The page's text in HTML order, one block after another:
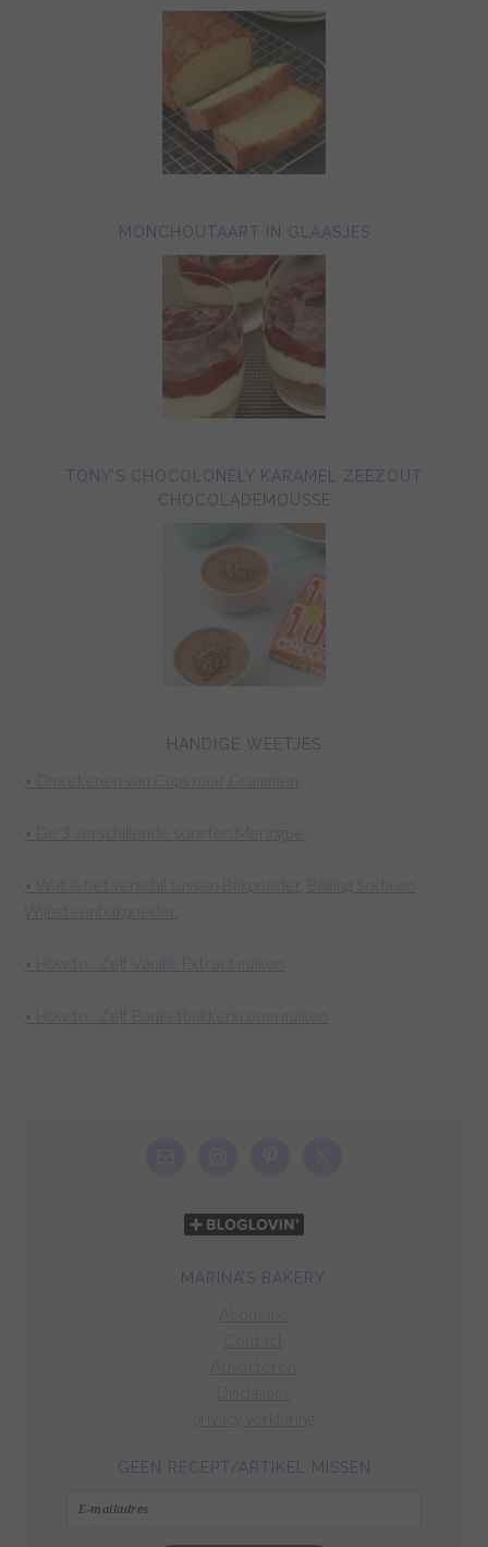
MONCHOUTAART IN GLAASJES
TONY’S CHOCOLONELY KARAMEL ZEEZOUT
CHOCOLADEMOUSSE
HANDIGE WEETJES
• Omrekenen van Cups naar Grammen
• De 3 verschillende soorten Meringue
• Wat is het verschil tussen Bakpoeder, Baking Soda en
• How to : Zelf Vanille Extract maken
• How to : Zelf Banketbakkersroom maken
MARINA’S BAKERY
GEEN RECEPT/ARTIKEL MISSEN